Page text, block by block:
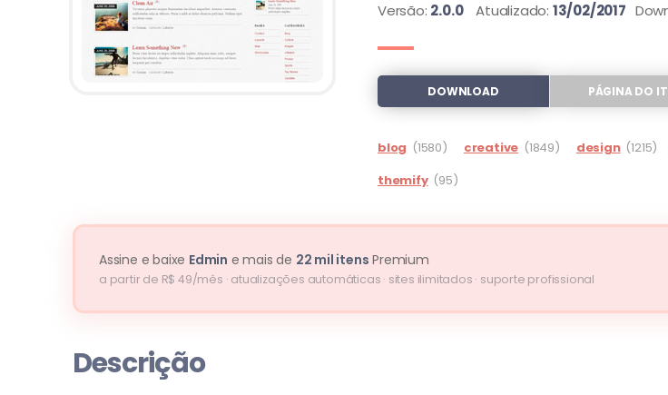
Versão: 2.0.0 Atualizado: 13/02/2017
DOWNLOAD PÁGINA DO
blog (1580) creative (1849) design (1215)
themify (95)
Assine e baixe Edmin e mais de 22 mil itens Premium
a partir de R$ 49/mês · atualizações automáticas · sites ilimitados · suporte profissional
Descrição